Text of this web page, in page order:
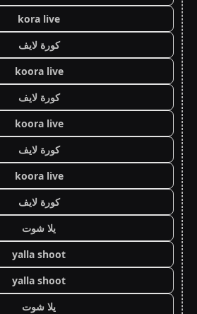
kora live
كورة لايف
koora live
كورة لايف
koora live
كورة لايف
koora live
كورة لايف
يلا شوت
yalla shoot
yalla shoot
يلا شوت